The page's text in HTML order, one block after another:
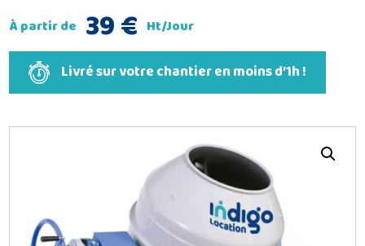
À partir de 39€ Ht/Jour
Livré sur votre chantier en moins d’1h !